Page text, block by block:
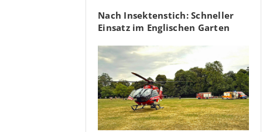
Nach Insektenstich: Schneller
Einsatz im Englischen Garten